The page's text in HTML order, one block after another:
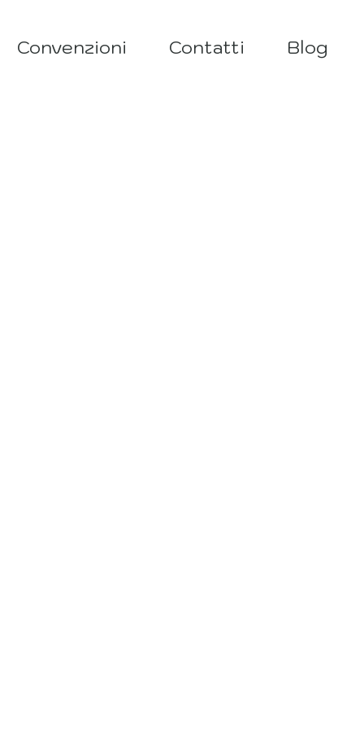
Convenzioni Contatti Blog